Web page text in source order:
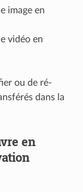
image en
vidéo en
ou de ré-
dans la
en